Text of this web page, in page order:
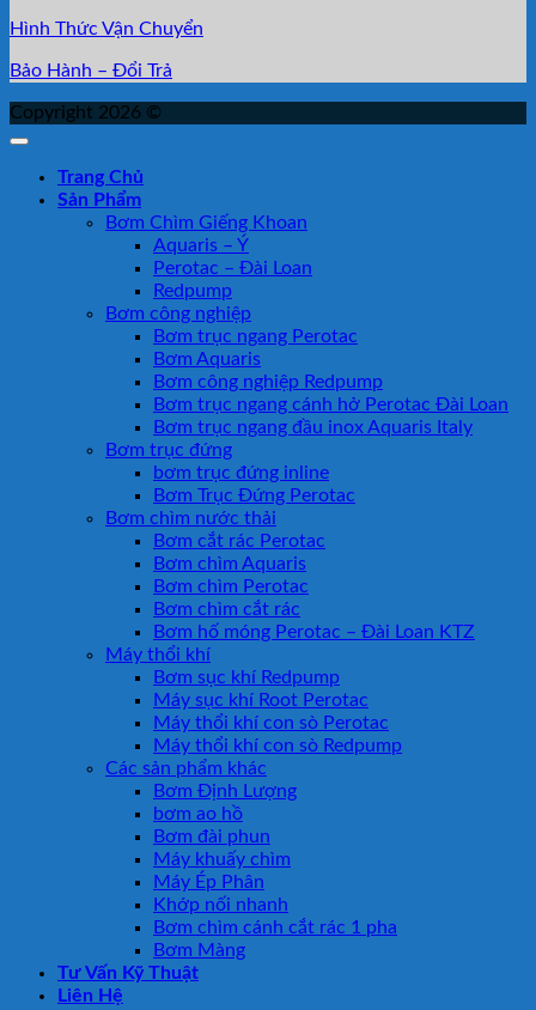
Hình Thức Vận Chuyển
Bảo Hành – Đổi Trả
Copyright 2026 ©
Trang Chủ
Sản Phẩm
Bơm Chìm Giếng Khoan
Aquaris – Ý
Perotac – Đài Loan
Redpump
Bơm công nghiệp
Bơm trục ngang Perotac
Bơm Aquaris
Bơm công nghiệp Redpump
Bơm trục ngang cánh hở Perotac Đài Loan
Bơm trục ngang đầu inox Aquaris Italy
Bơm trục đứng
bơm trục đứng inline
Bơm Trục Đứng Perotac
Bơm chìm nước thải
Bơm cắt rác Perotac
Bơm chìm Aquaris
Bơm chìm Perotac
Bơm chìm cắt rác
Bơm hố móng Perotac – Đài Loan KTZ
Máy thổi khí
Bơm sục khí Redpump
Máy sục khí Root Perotac
Máy thổi khí con sò Perotac
Máy thổi khí con sò Redpump
Các sản phẩm khác
Bơm Định Lượng
bơm ao hồ
Bơm đài phun
Máy khuấy chìm
Máy Ép Phân
Khớp nối nhanh
Bơm chìm cánh cắt rác 1 pha
Bơm Màng
Tư Vấn Kỹ Thuật
Liên Hệ